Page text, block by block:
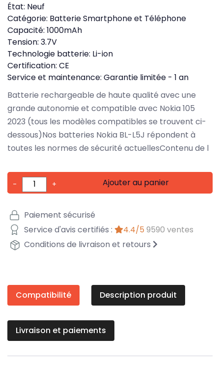
État: Neuf
Catégorie: Batterie Smartphone et Téléphone
Capacité: 1000mAh
Tension: 3.7V
Technologie batterie: Li-ion
Certification: CE
Service et maintenance: Garantie limitée - 1 an
Batterie rechargeable de haute qualité avec une
grande autonomie et compatible avec Nokia 105
2023 (tous les modèles compatibles se trouvent ci-
dessous)Nos batteries Nokia BL-L5J répondent à
toutes les normes de sécurité actuellesContenu de l
- + Ajouter au panier
Paiement sécurisé
Service d'avis certifiés :
4.4/5 9590 ventes
Conditions de livraison et retours
Compatibilité Description produit
Livraison et paiements